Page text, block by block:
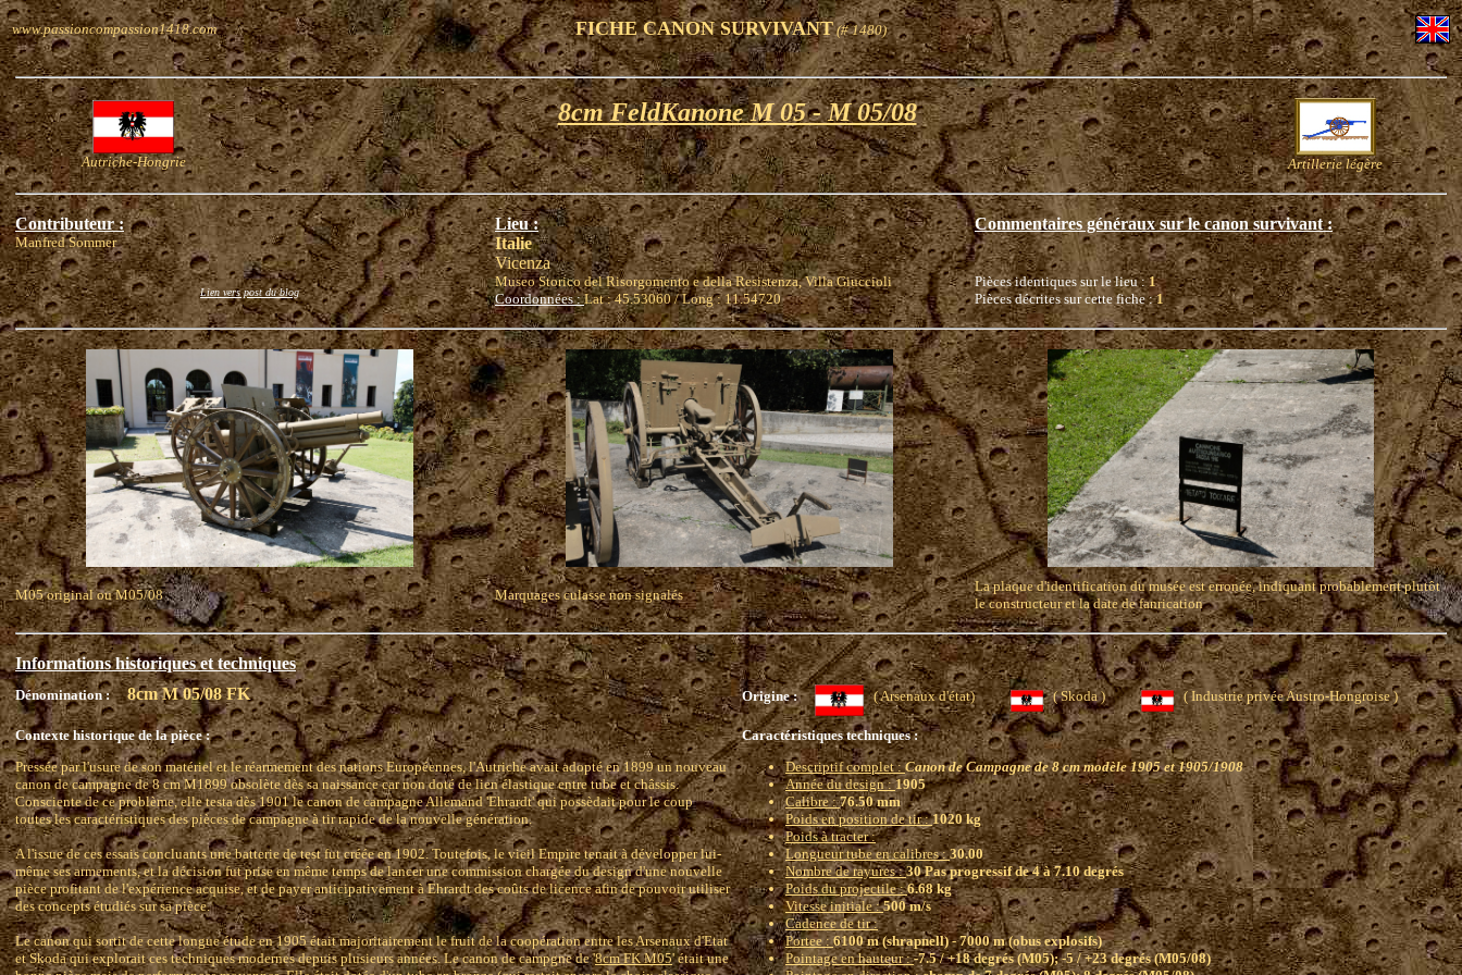
www.passioncompassion1418.com FICHE CANON SURVIVANT(# 1480)
Autriche-Hongrie
8cm FeldKanone M 05 - M 05/08
Artillerie légère
Contributeur :
Manfred Sommer
Lien vers post du blog
Lieu :
Italie
Vicenza
Museo Storico del Risorgomento e della Resistenza, Villa Giuccioli
Coordonnées :Lat : 45.53060 / Long : 11.54720
Commentaires généraux sur le canon survivant :
Pièces identiques sur le lieu :1
Pièces décrites sur cette fiche :1
M05 original ou M05/08 Marquages culasse non signalés
La plaque d'identification du musée est erronée, indiquant probablement plutôt
le constructeur et la date de fanrication
Informations historiques et techniques
Dénomination : 8cm M 05/08 FK Origine : ( Arsenaux d'état) ( Skoda ) ( Industrie privée Austro-Hongroise )
Contexte historique de la pièce :
Pressée par l'usure de son matériel et le réarmement des nations Européennes, l'Autriche avait adopté en 1899 un nouveau
canon de campagne de 8 cm M1899 obsolète dès sa naissance car non doté de lien élastique entre tube et châssis.
Consciente de ce problème, elle testa dès 1901 le canon de campagne Allemand 'Ehrardt' qui possèdait pour le coup
toutes les caractéristiques des pièces de campagne à tir rapide de la nouvelle génération.
A l'issue de ces essais concluants une batterie de test fut créée en 1902. Toutefois, le vieil Empire tenait à développer lui-
même ses armements, et la décision fut prise en même temps de lancer une commission chargée du design d'une nouvelle
pièce profitant de l'expérience acquise, et de payer anticipativement à Ehrardt des coûts de licence afin de pouvoir utiliser
des concepts étudiés sur sa pièce.
Le canon qui sortit de cette longue étude en 1905 était majoritairement le fruit de la coopération entre les Arsenaux d'Etat
et Skoda qui explorait ces techniques modernes depuis plusieurs années. Le canon de campgne de '8cm FK M05' était une
Caractéristiques techniques :
Descriptif complet :Canon de Campagne de 8 cm modèle 1905 et 1905/1908
Année du design :1905
Calibre :76.50 mm
Poids en position de tir :1020 kg
Poids à tracter :
Longueur tube en calibres :30.00
Nombre de rayures :30 Pas progressif de 4 à 7.10 degrés
Poids du projectile :6.68 kg
Vitesse initiale :500 m/s
Cadence de tir :
Portee :6100 m (shrapnell) - 7000 m (obus explosifs)
Pointage en hauteur :-7.5 / +18 degrés (M05); -5 / +23 degrés (M05/08)